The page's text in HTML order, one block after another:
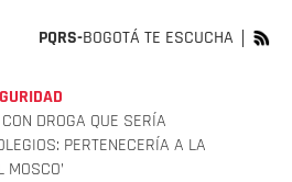
PQRS-BOGOTÁ TE ESCUCHA
DROGA QUE SERÍA
PERTENECERÍA A LA